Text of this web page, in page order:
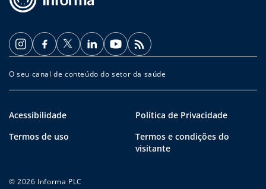
O seu canal de conteúdo do setor da saúde
Acessibilidade
Política de Privacidade
Termos de uso
Termos e condições do
visitante
© 2026 Informa PLC